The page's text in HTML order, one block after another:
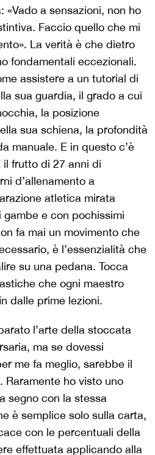
a sensazioni, non ho
Faccio quello che mi
La verità è che dietro
fondamentali eccezionali.
assistere a un tutorial di
sua guardia, il grado a cui
la posizione
sua schiena, la profondità
manuale. E in questo c’è
frutto di 27 anni di
d’allenamento a
atletica mirata
e con pochissimi
fa mai un movimento che
è l’essenzialità che
su una pedana. Tocca
che ogni maestro
dalle prime lezioni.
l’arte della stoccata
ma se dovessi
me fa meglio, sarebbe il
Raramente ho visto uno
segno con la stessa
è semplice solo sulla carta,
con le percentuali della
effettuata applicando alla